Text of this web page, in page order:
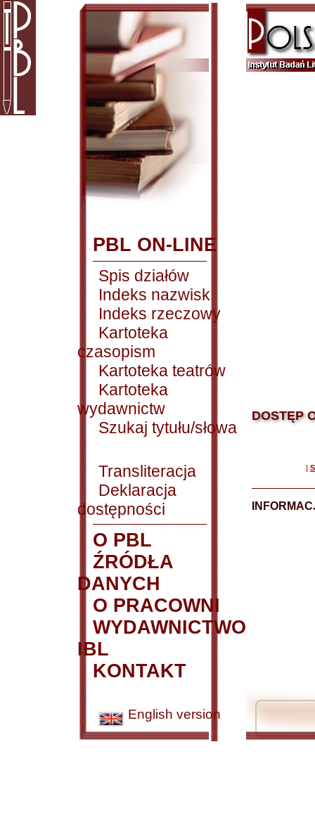
PBL ON-LINE
Spis działów
Indeks nazwisk
Indeks rzeczowy
Kartoteka
czasopism
Kartoteka teatrów
Kartoteka
wydawnictw
Szukaj tytułu/słowa
Transliteracja
Deklaracja
dostępności
O PBL
ŹRÓDŁA
DANYCH
O PRACOWNI
WYDAWNICTWO
IBL
KONTAKT
English version
DOSTĘP
|